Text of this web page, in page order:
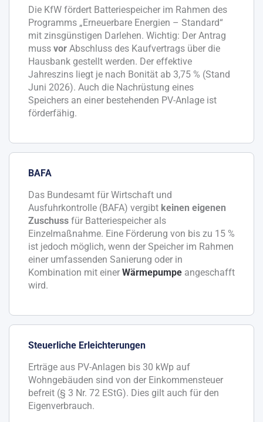
Die KfW fördert Batteriespeicher im Rahmen des
Programms „Erneuerbare Energien – Standard“
mit zinsgünstigen Darlehen. Wichtig: Der Antrag
muss vor Abschluss des Kaufvertrags über die
Hausbank gestellt werden. Der effektive
Jahreszins liegt je nach Bonität ab 3,75 % (Stand
Juni 2026). Auch die Nachrüstung eines
Speichers an einer bestehenden PV-Anlage ist
förderfähig.
BAFA
Das Bundesamt für Wirtschaft und
Ausfuhrkontrolle (BAFA) vergibt keinen eigenen
Zuschuss für Batteriespeicher als
Einzelmaßnahme. Eine Förderung von bis zu 15 %
ist jedoch möglich, wenn der Speicher im Rahmen
einer umfassenden Sanierung oder in
Kombination mit einer Wärmepumpe angeschafft
wird.
Steuerliche Erleichterungen
Erträge aus PV-Anlagen bis 30 kWp auf
Wohngebäuden sind von der Einkommensteuer
befreit (§ 3 Nr. 72 EStG). Dies gilt auch für den
Eigenverbrauch.